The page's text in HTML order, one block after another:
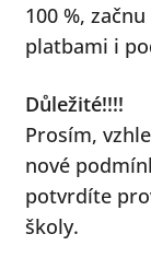
100 %,
platbami i
Důležité!!!!
Prosím,
nové
potvrdíte
školy.